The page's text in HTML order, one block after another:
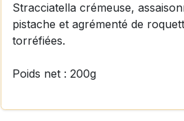
Stracciatella crémeuse,
pistache et agrémenté de
torréfiées.
Poids net : 200g